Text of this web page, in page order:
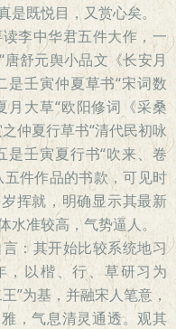
是既悦目，又赏心矣。
中华君五件大作，一
唐舒元舆小品文《长安月
是壬寅仲夏草书“宋词数
月大草“欧阳修词《采桑
仲夏行草书“清代民初咏
是壬寅夏行书“吹来、卷
五件作品的书款，可见时
挥就，明确显示其最新
水准较高，气势逼人。
其开始比较系统地习
，以楷、行、草研习为
”为基，并融宋人笔意，
，气息清灵通透。观其